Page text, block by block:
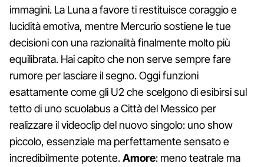
immagini. La Luna a favore ti restituisce coraggio e
lucidità emotiva, mentre Mercurio sostiene le tue
decisioni con una razionalità finalmente molto più
equilibrata. Hai capito che non serve sempre fare
rumore per lasciare il segno. Oggi funzioni
esattamente come gli U2 che scelgono di esibirsi sul
tetto di uno scuolabus a Città del Messico per
realizzare il videoclip del nuovo singolo: uno show
piccolo, essenziale ma perfettamente sensato e
incredibilmente potente.Amore: meno teatrale ma